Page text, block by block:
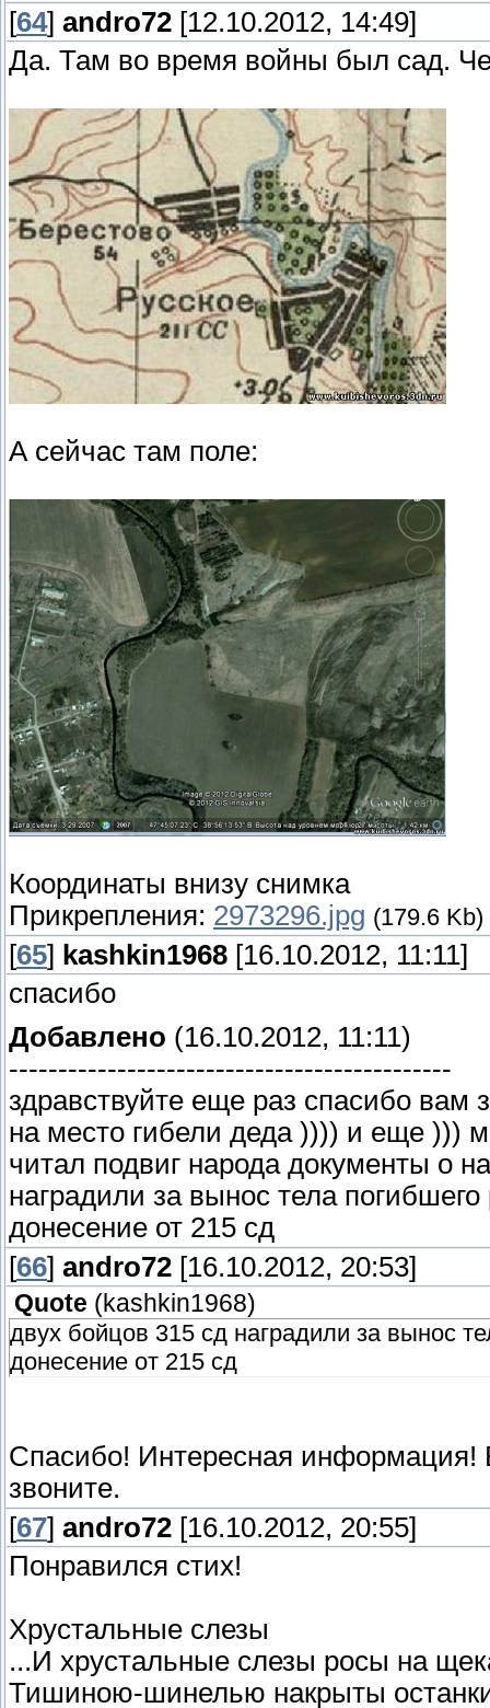
[64] andro72 [12.10.2012, 14:49]
Да. Там во время войны был сад.
А сейчас там поле:
Координаты внизу снимка
Прикрепления: 2973296.jpg (179.6 Kb)
[65] kashkin1968 [16.10.2012, 11:11]
спасибо
Добавлено (16.10.2012, 11:11)
---------------------------------------------
здравствуйте еще раз спасибо вам
на место гибели деда )))) и еще )))
читал подвиг народа документы о
наградили за вынос тела
донесение от 215 сд
[66] andro72 [16.10.2012, 20:53]
Quote (kashkin1968)
двух бойцов 315 сд наградили за вынос
донесение от 215 сд
Спасибо! Интересная информация!
звоните.
[67] andro72 [16.10.2012, 20:55]
Понравился стих!
Хрустальные слезы
...И хрустальные слезы росы на
Тишиною-шинелью накрыты